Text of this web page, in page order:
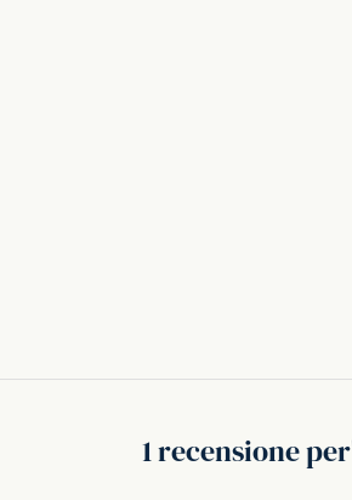
1 recensione per